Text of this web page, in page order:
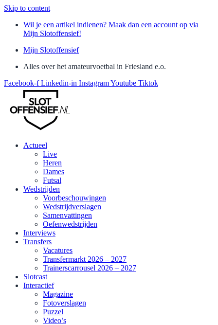
Skip to content
Wil je een artikel indienen? Maak dan een account op via
Mijn Slotoffensief!
Mijn Slotoffensief
Alles over het amateurvoetbal in Friesland e.o.
Facebook-f Linkedin-in InstagramYoutube Tiktok
Actueel
Live
Heren
Dames
Futsal
Wedstrijden
Voorbeschouwingen
Wedstrijdverslagen
Samenvattingen
Oefenwedstrijden
Interviews
Transfers
Vacatures
Transfermarkt 2026 – 2027
Trainerscarrousel 2026 – 2027
Slotcast
Interactief
Magazine
Fotoverslagen
Puzzel
Video’s